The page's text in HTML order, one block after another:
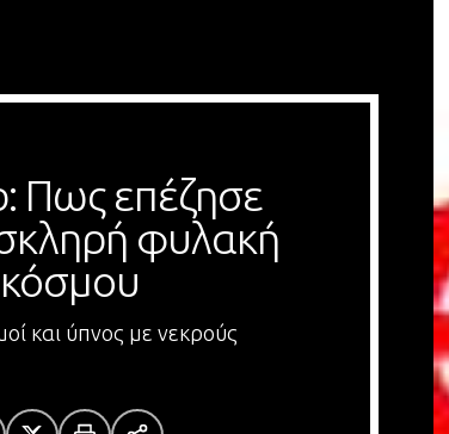
Πως επέζησε
φυλακή
και ύπνος με νεκρούς